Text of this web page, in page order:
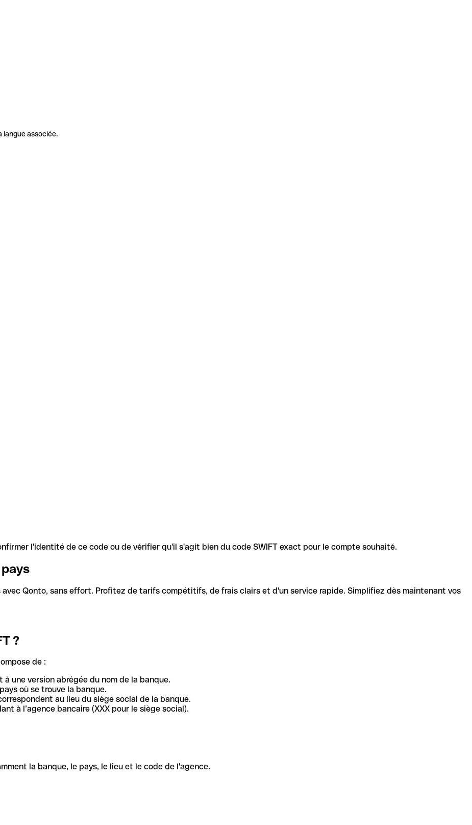
langue associée.
l'identité de ce code ou de vérifier qu'il s'agit bien du code SWIFT exact pour le compte souhaité.
Qonto, sans effort. Profitez de tarifs compétitifs, de frais clairs et d'un service rapide. Simplifiez dès maintenant vos
?
de :
une version abrégée du nom de la banque.
où se trouve la banque.
au lieu du siège social de la banque.
à l’agence bancaire (XXX pour le siège social).
la banque, le pays, le lieu et le code de l'agence.